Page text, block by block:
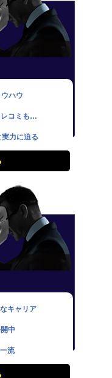
ハウ
レコミも…
力に迫る
キャリア
中
流